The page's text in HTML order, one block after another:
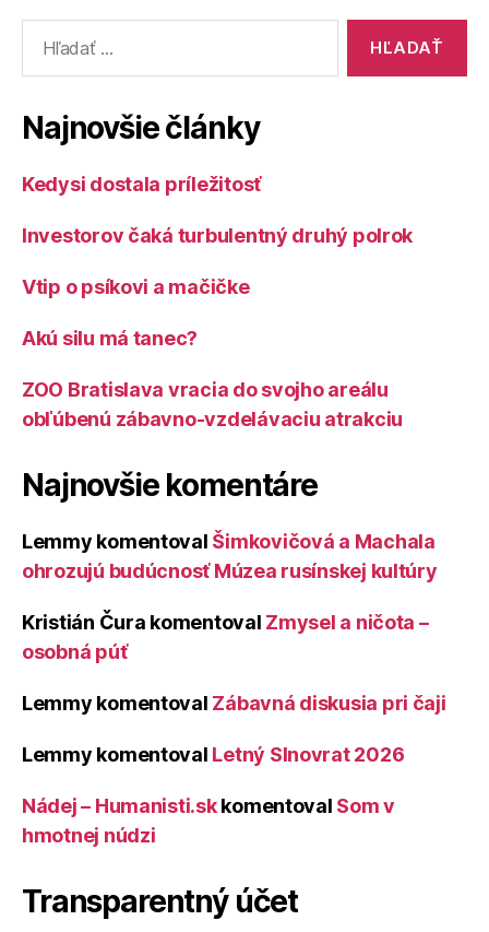
otvorili
predajňu
Lesnícke
Najnovšie články
Kedysi dostala príležitosť
Investorov čaká turbulentný druhý polrok
Vtip o psíkovi a mačičke
Akú silu má tanec?
ZOO Bratislava vracia do svojho areálu
obľúbenú zábavno-vzdelávaciu atrakciu
Najnovšie komentáre
Lemmy komentoval Šimkovičová a Machala
ohrozujú budúcnosť Múzea rusínskej kultúry
Kristián Čura komentoval Zmysel a ničota –
osobná púť
Lemmy komentoval Zábavná diskusia pri čaji
Lemmy komentoval Letný Slnovrat 2026
Nádej – Humanisti.skkomentoval Som v
hmotnej núdzi
Transparentný účet